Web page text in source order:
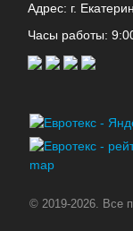
Адрес: г.
Часы работы:
© 2019-2026.